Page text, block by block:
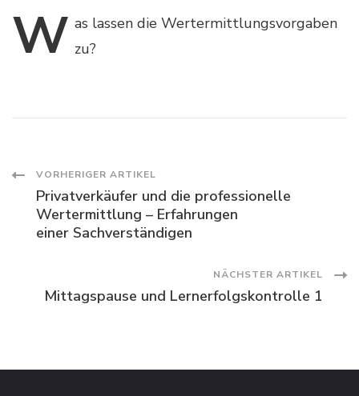
W as lassen die Wertermittlungsvorgaben
zu?
Post
Navigation
VORHERIGER ARTIKEL
Privatverkäufer und die professionelle
Wertermittlung – Erfahrungen
einer Sachverständigen
NÄCHSTER ARTIKEL
Mittagspause und Lernerfolgskontrolle 1